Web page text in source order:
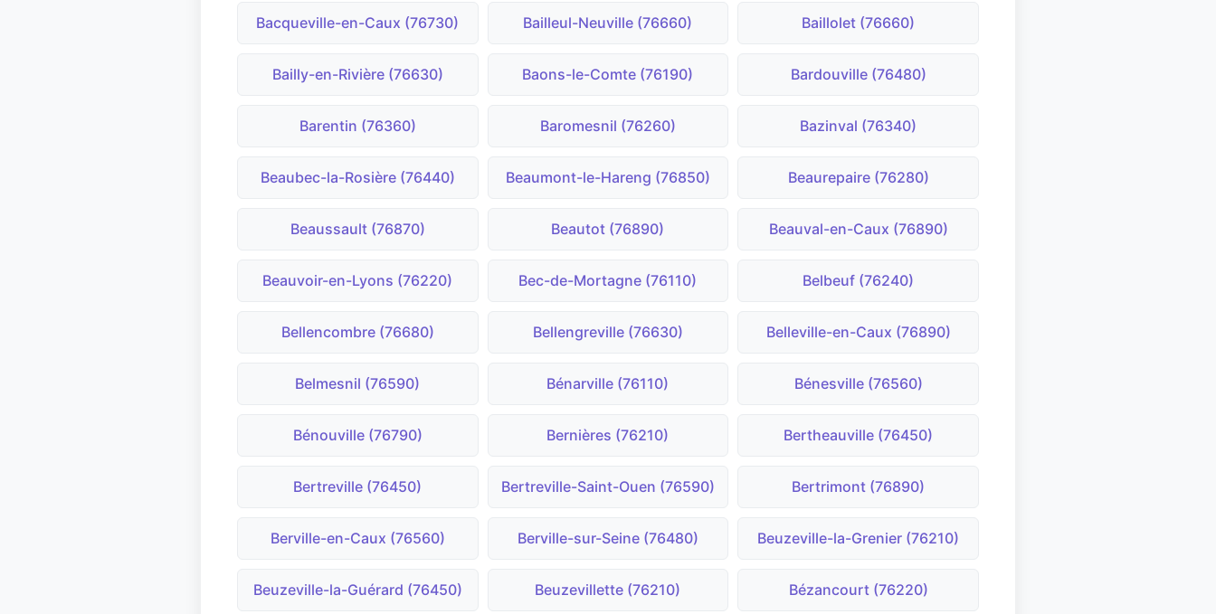
Bacqueville-en-Caux (76730) Bailleul-Neuville (76660) Baillolet (76660)
Bailly-en-Rivière (76630) Baons-le-Comte (76190) Bardouville (76480)
Barentin (76360) Baromesnil (76260) Bazinval (76340)
Beaubec-la-Rosière (76440) Beaumont-le-Hareng (76850) Beaurepaire (76280)
Beaussault (76870) Beautot (76890) Beauval-en-Caux (76890)
Beauvoir-en-Lyons (76220) Bec-de-Mortagne (76110) Belbeuf (76240)
Bellencombre (76680) Bellengreville (76630) Belleville-en-Caux (76890)
Belmesnil (76590) Bénarville (76110) Bénesville (76560)
Bénouville (76790) Bernières (76210) Bertheauville (76450)
Bertreville (76450) Bertreville-Saint-Ouen (76590) Bertrimont (76890)
Berville-en-Caux (76560) Berville-sur-Seine (76480) Beuzeville-la-Grenier (76210)
Beuzeville-la-Guérard (76450) Beuzevillette (76210) Bézancourt (76220)